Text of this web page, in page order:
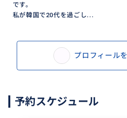
写真? 基本的に付き。 要請があ
顧客が直接支払わなければなら
ンもありません。
すべてをガイドが事前に準備し
ん。
お兄ちゃんと一緒にするソウル
です。
私が韓国で20代を過ごし...
プロフィール
予約スケジュール